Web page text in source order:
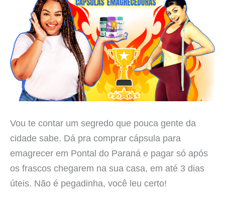
Vou te contar um segredo que pouca gente da
cidade sabe. Dá pra comprar cápsula para
emagrecer em Pontal do Paraná e pagar só após
os frascos chegarem na sua casa, em até 3 dias
úteis. Não é pegadinha, você leu certo!